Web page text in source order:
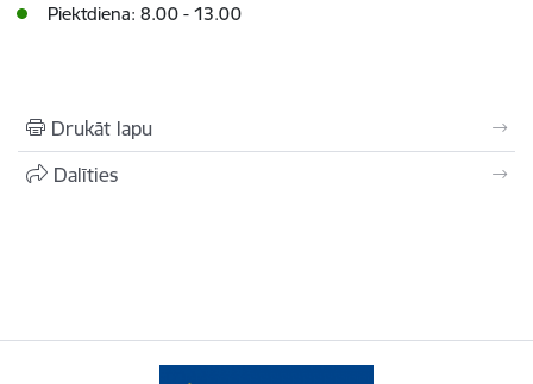
Piektdiena: 8.00 - 13.00
Drukāt lapu
Dalīties